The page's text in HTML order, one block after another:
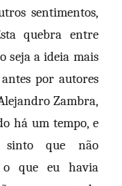
sentimentos,
quebra entre
seja a ideia mais
por autores
Zambra,
há um tempo, e
que não
o que eu havia